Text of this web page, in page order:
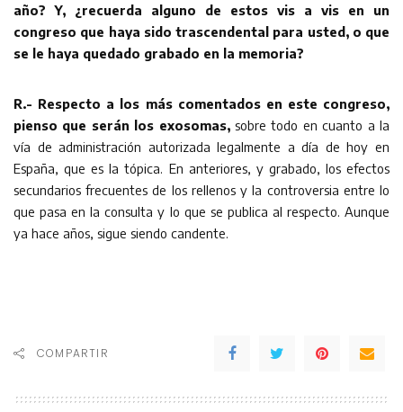
año? Y, ¿recuerda alguno de estos vis a vis en un
congreso que haya sido trascendental para usted, o que
se le haya quedado grabado en la memoria?
R.- Respecto a los más comentados en este congreso,
pienso que serán los exosomas,sobre todo en cuanto a la
vía de administración autorizada legalmente a día de hoy en
España, que es la tópica. En anteriores, y grabado, los efectos
secundarios frecuentes de los rellenos y la controversia entre lo
que pasa en la consulta y lo que se publica al respecto. Aunque
ya hace años, sigue siendo candente.
COMPARTIR